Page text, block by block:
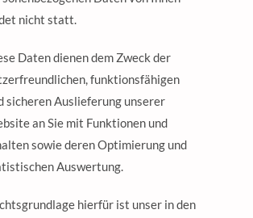
nicht statt.
Daten dienen dem Zweck der
funktionsfähigen
sicheren Auslieferung unserer
an Sie mit Funktionen und
sowie deren Optimierung und
Auswertung.
hierfür ist unser in den